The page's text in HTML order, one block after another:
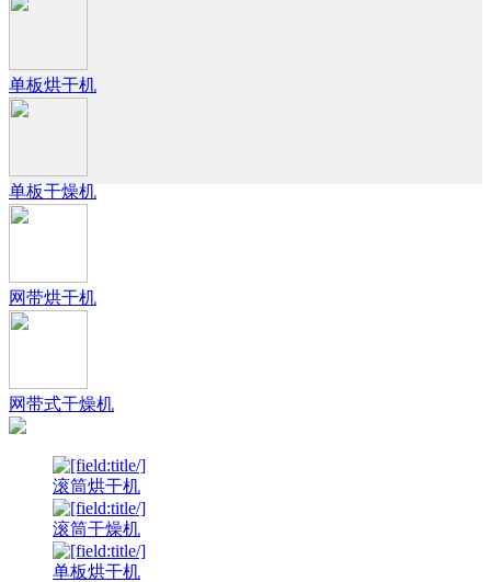
单板烘干机
单板干燥机
网带烘干机
网带式干燥机
滚筒烘干机
滚筒干燥机
单板烘干机